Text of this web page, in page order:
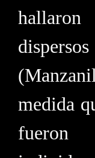
medida
fueron